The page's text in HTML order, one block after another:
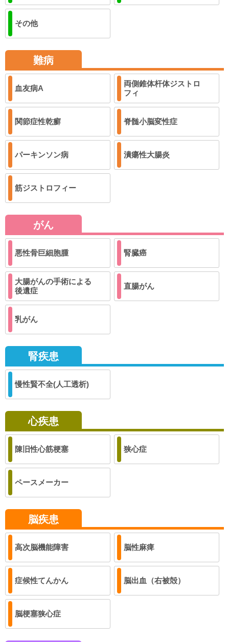
その他
難病
血友病A
両側錐体杆体ジストロ
フィ
関節症性乾癬 脊髄小脳変性症
パーキンソン病 潰瘍性大腸炎
筋ジストロフィー
がん
悪性骨巨細胞腫 腎臓癌
大腸がんの手術による
後遺症
直腸がん
乳がん
腎疾患
慢性賢不全(人工透析)
心疾患
陳旧性心筋梗塞 狭心症
ペースメーカー
脳疾患
高次脳機能障害 脳性麻痺
症候性てんかん 脳出血（右被殻）
脳梗塞狭心症